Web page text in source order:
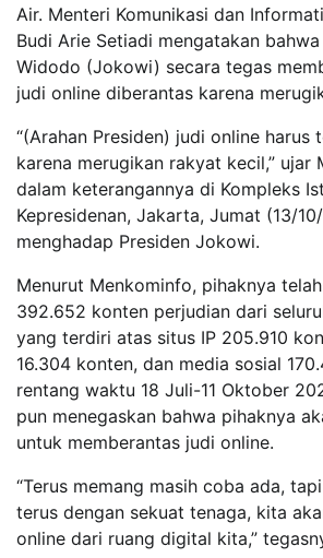
Air. Menteri Komunikasi dan
Budi Arie Setiadi mengatakan
Widodo (Jokowi) secara tegas
judi online diberantas karena
“(Arahan Presiden) judi online harus
karena merugikan rakyat kecil,” ujar
dalam keterangannya di Kompleks
Kepresidenan, Jakarta, Jumat (13/
menghadap Presiden Jokowi.
Menurut Menkominfo, pihaknya
392.652 konten perjudian dari
yang terdiri atas situs IP 205.910
16.304 konten, dan media sosial
rentang waktu 18 Juli-11 Oktober
pun menegaskan bahwa pihaknya
untuk memberantas judi online.
“Terus memang masih coba ada,
terus dengan sekuat tenaga, kita
online dari ruang digital kita,”